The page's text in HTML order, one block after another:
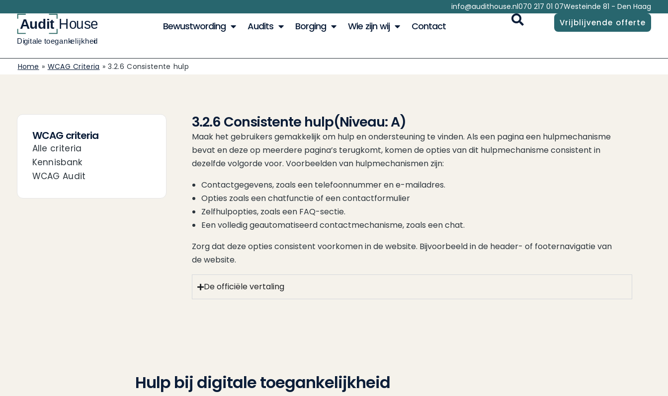
info@audithouse.nl070 217 01 07Westeinde 81 - Den Haag
Bewustwording Audits Borging Wie zijn wij Contact Vrijblijvende offerte
Home » WCAG Criteria »3.2.6 Consistente hulp
3.2.6 Consistente hulp(Niveau: A)
Maak het gebruikers gemakkelijk om hulp en ondersteuning te vinden. Als een pagina een hulpmechanisme
bevat en deze op meerdere pagina’s terugkomt, komen de opties van dit hulpmechanisme consistent in
dezelfde volgorde voor. Voorbeelden van hulpmechanismen zijn:
Contactgegevens, zoals een telefoonnummer en e-mailadres.
Opties zoals een chatfunctie of een contactformulier
Zelfhulpopties, zoals een FAQ-sectie.
Een volledig geautomatiseerd contactmechanisme, zoals een chat.
Zorg dat deze opties consistent voorkomen in de website. Bijvoorbeeld in de header- of footernavigatie van
de website.
De officiële vertaling
WCAG criteria
Alle criteria
Kennisbank
WCAG Audit
Hulp bij digitale toegankelijkheid